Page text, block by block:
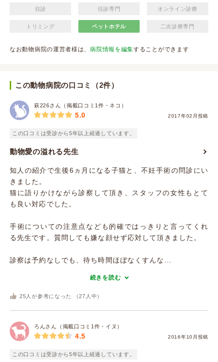
往診 往診専門 オンライン診療
トリミング ペットホテル 二次診療専門
なお動物病院の運営者様は、病院情報を編集することができます
この動物病院の口コミ（2件）
萩226さん（掲載口コミ1件・ネコ）
2017年02月投稿
5.0
この口コミは受診から5年以上経過しています。
動物愛の溢れる先生
知人の紹介で生後6ヵ月になる子猫と、不妊手術の問診にい
きました。
猫に語りかけながら診察して頂き、スタッフの女性もとて
も良い対応でした。
手術についての注意点なども的確ではっきりと言ってくれ
る先生です。質問しても嫌な顔せず応対して頂きました。
診察は予約なしでも、待ち時間ほぼなくすんな...
続きを読む
25 人が参考になった （27 人中）
ろんさん（掲載口コミ1件・イヌ）
2016年10月投稿
4.5
この口コミは受診から5年以上経過しています。